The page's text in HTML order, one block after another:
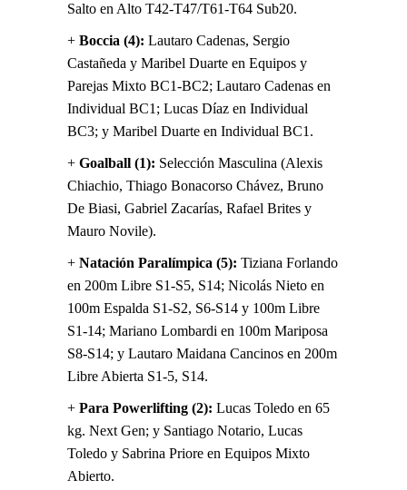
Salto en Alto T42-T47/T61-T64 Sub20.
+ Boccia (4): Lautaro Cadenas, Sergio
Castañeda y Maribel Duarte en Equipos y
Parejas Mixto BC1-BC2; Lautaro Cadenas en
Individual BC1; Lucas Díaz en Individual
BC3; y Maribel Duarte en Individual BC1.
+ Goalball (1): Selección Masculina (Alexis
Chiachio, Thiago Bonacorso Chávez, Bruno
De Biasi, Gabriel Zacarías, Rafael Brites y
Mauro Novile).
+ Natación Paralímpica (5): Tiziana Forlando
en 200m Libre S1-S5, S14; Nicolás Nieto en
100m Espalda S1-S2, S6-S14 y 100m Libre
S1-14; Mariano Lombardi en 100m Mariposa
S8-S14; y Lautaro Maidana Cancinos en 200m
Libre Abierta S1-5, S14.
+ Para Powerlifting (2): Lucas Toledo en 65
kg. Next Gen; y Santiago Notario, Lucas
Toledo y Sabrina Priore en Equipos Mixto
Abierto.